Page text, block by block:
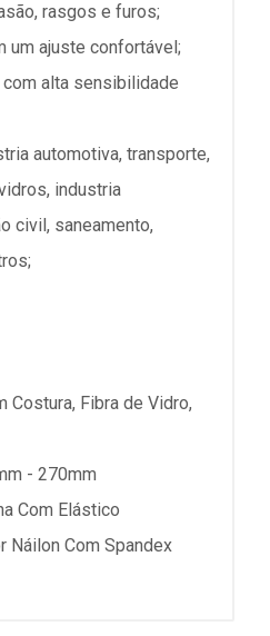
rasgos e furos;
um ajuste confortável;
alta sensibilidade
automotiva, transporte,
industria
civil, saneamento,
Costura, Fibra de Vidro,
- 270mm
Com Elástico
Náilon Com Spandex